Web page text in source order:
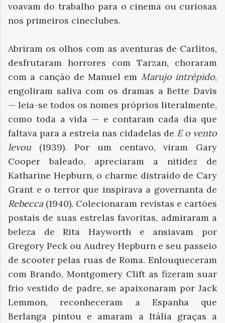
voavam do trabalho para o cinema ou curiosas
nos primeiros cineclubes.
Abriram os olhos com as aventuras de Carlitos,
desfrutaram horrores com Tarzan, choraram
com a canção de Manuel em Marujo intrépido,
engoliram saliva com os dramas a Bette Davis
— leia-se todos os nomes próprios literalmente,
como toda a vida — e contaram cada dia que
faltava para a estreia nas cidadelas de E o vento
levou(1939). Por um centavo, viram Gary
Cooper baleado, apreciaram a nitidez de
Katharine Hepburn, o charme distraído de Cary
Grant e o terror que inspirava a governanta de
Rebecca(1940). Colecionaram revistas e cartões
postais de suas estrelas favoritas, admiraram a
beleza de Rita Hayworth e ansiavam por
Gregory Peck ou Audrey Hepburn e seu passeio
de scooter pelas ruas de Roma. Enlouqueceram
com Brando, Montgomery Clift as fizeram suar
frio vestido de padre, se apaixonaram por Jack
Lemmon, reconheceram a Espanha que
Berlanga pintou e amaram a Itália graças a